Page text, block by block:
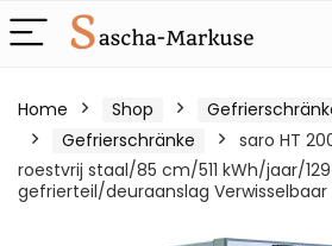
Home Shop
Gefrierschränke
saro HT
roestvrij staal/85 cm/511 kWh/jaar/129
gefrierteil/deuraanslag Verwisselbaar